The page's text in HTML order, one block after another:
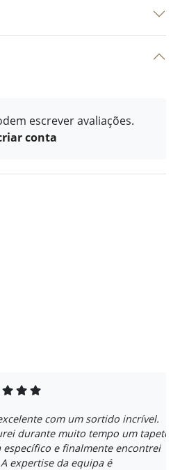
escrever avaliações.
conta
com um sortido incrível.
durante muito tempo um tapete
específico e finalmente encontrei
expertise da equipa é